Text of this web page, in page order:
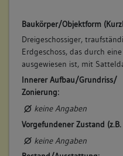
Baukörper/Objektform
Dreigeschossiger,
Erdgeschoss, das durch
ausgewiesen ist, mit
Innerer Aufbau/Grundriss/
Zonierung:
keine Angaben
Vorgefundener Zustand
keine Angaben